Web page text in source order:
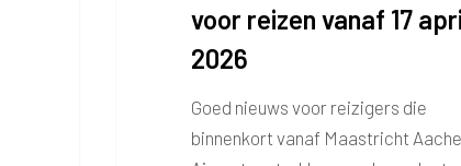
voor reizen vanaf 17
2026
Goed nieuws voor reizigers die
binnenkort vanaf Maastricht